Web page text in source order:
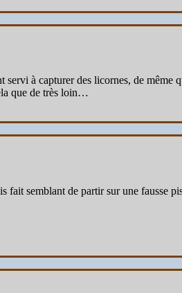
à capturer des licornes, de
que de très loin…
semblant de partir sur une fausse